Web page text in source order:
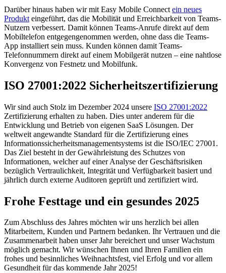
Darüber hinaus haben wir mit Easy Mobile Connect ein neues
Produkt eingeführt, das die Mobilität und Erreichbarkeit von Teams-
Nutzern verbessert. Damit können Teams-Anrufe direkt auf dem
Mobiltelefon entgegengenommen werden, ohne dass die Teams-
App installiert sein muss. Kunden können damit Teams-
Telefonnummern direkt auf einem Mobilgerät nutzen – eine nahtlose
Konvergenz von Festnetz und Mobilfunk.
ISO 27001:2022 Sicherheitszertifizierung
Wir sind auch Stolz im Dezember 2024 unsere ISO 27001:2022
Zertifizierung erhalten zu haben. Dies unter anderem für die
Entwicklung und Betrieb von eigenen SaaS Lösungen. Der
weltweit angewandte Standard für die Zertifizierung eines
Informationssicherheitsmanagementsystems ist die ISO/IEC 27001.
Das Ziel besteht in der Gewährleistung des Schutzes von
Informationen, welcher auf einer Analyse der Geschäftsrisiken
bezüglich Vertraulichkeit, Integrität und Verfügbarkeit basiert und
jährlich durch externe Auditoren geprüft und zertifiziert wird.
Frohe Festtage und ein gesundes 2025
Zum Abschluss des Jahres möchten wir uns herzlich bei allen
Mitarbeitern, Kunden und Partnern bedanken. Ihr Vertrauen und die
Zusammenarbeit haben unser Jahr bereichert und unser Wachstum
möglich gemacht. Wir wünschen Ihnen und Ihren Familien ein
frohes und besinnliches Weihnachtsfest, viel Erfolg und vor allem
Gesundheit für das kommende Jahr 2025!